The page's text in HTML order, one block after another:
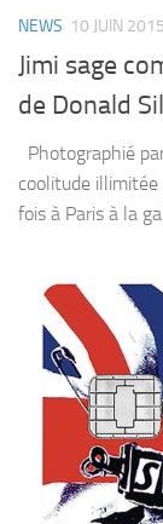
NEWS 10 JUIN 2015
Jimi sage
de Donald
Photographié
coolitude illimitée
fois à Paris à la